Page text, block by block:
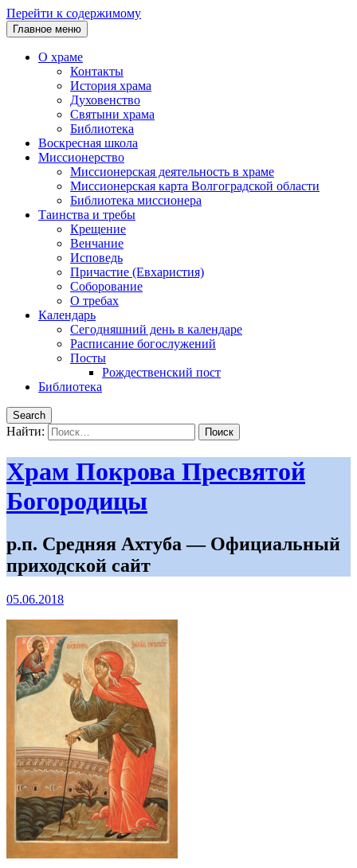
Перейти к содержимому
Главное меню
О храме
Контакты
История храма
Духовенство
Святыни храма
Библиотека
Воскресная школа
Миссионерство
Миссионерская деятельность в храме
Миссионерская карта Волгоградской области
Библиотека миссионера
Таинства и требы
Крещение
Венчание
Исповедь
Причастие (Евхаристия)
Соборование
О требах
Календарь
Сегодняшний день в календаре
Расписание богослужений
Посты
Рождественский пост
Библиотека
Search
Найти:
Храм Покрова Пресвятой
Богородицы
р.п. Средняя Ахтуба — Официальный
приходской сайт
05.06.2018